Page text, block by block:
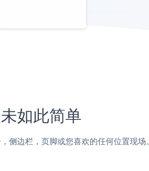
如此简单
边栏，页脚或您喜欢的任何位置现场。